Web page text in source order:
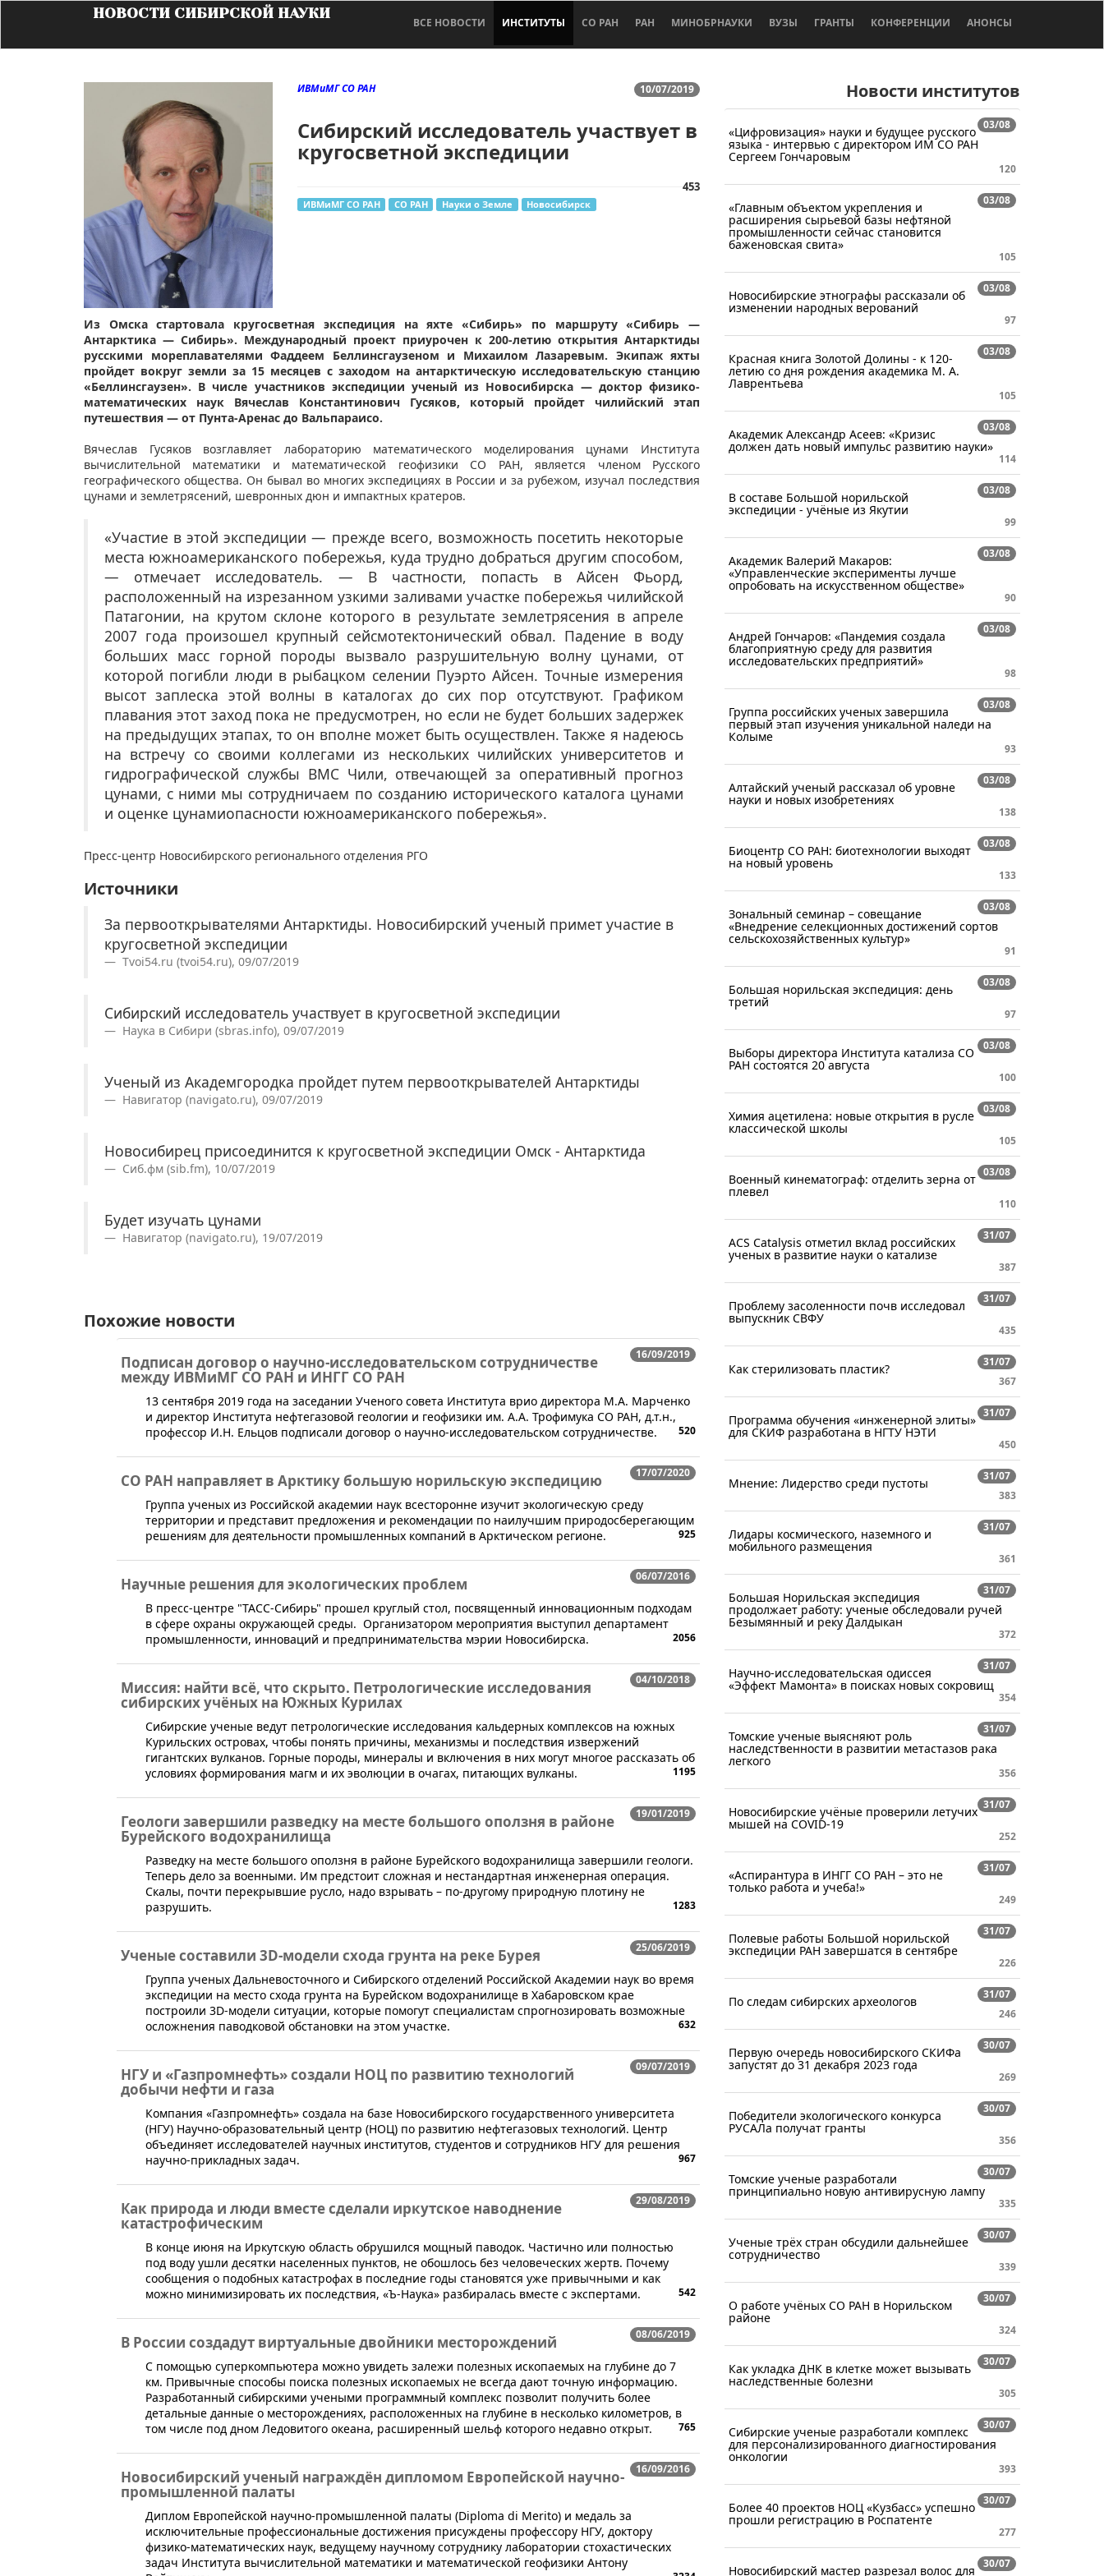
НОВОСТИ СИБИРСКОЙ НАУКИ
ВСЕ НОВОСТИ ИНСТИТУТЫ СО РАН РАН МИНОБРНАУКИ ВУЗЫ ГРАНТЫ КОНФЕРЕНЦИИ АНОНСЫ
10/07/2019
ИВМиМГ СО РАН
Сибирский исследователь участвует в
кругосветной экспедиции
453
ИВМиМГ СО РАН СО РАН Науки о Земле Новосибирск
Из Омска стартовала кругосветная экспедиция на яхте «Сибирь» по маршруту «Сибирь —
Антарктика — Сибирь». Международный проект приурочен к 200-летию открытия Антарктиды
русскими мореплавателями Фаддеем Беллинсгаузеном и Михаилом Лазаревым. Экипаж яхты
пройдет вокруг земли за 15 месяцев с заходом на антарктическую исследовательскую станцию
«Беллинсгаузен». В числе участников экспедиции ученый из Новосибирска — доктор физико-
математических наук Вячеслав Константинович Гусяков, который пройдет чилийский этап
путешествия — от Пунта-Аренас до Вальпараисо.
Вячеслав Гусяков возглавляет лабораторию математического моделирования цунами Института
вычислительной математики и математической геофизики СО РАН, является членом Русского
географического общества. Он бывал во многих экспедициях в России и за рубежом, изучал последствия
цунами и землетрясений, шевронных дюн и импактных кратеров.
«Участие в этой экспедиции — прежде всего, возможность посетить некоторые
места южноамериканского побережья, куда трудно добраться другим способом,
— отмечает исследователь. — В частности, попасть в Айсен Фьорд,
расположенный на изрезанном узкими заливами участке побережья чилийской
Патагонии, на крутом склоне которого в результате землетрясения в апреле
2007 года произошел крупный сейсмотектонический обвал. Падение в воду
больших масс горной породы вызвало разрушительную волну цунами, от
которой погибли люди в рыбацком селении Пуэрто Айсен. Точные измерения
высот заплеска этой волны в каталогах до сих пор отсутствуют. Графиком
плавания этот заход пока не предусмотрен, но если не будет больших задержек
на предыдущих этапах, то он вполне может быть осуществлен. Также я надеюсь
на встречу со своими коллегами из нескольких чилийских университетов и
гидрографической службы ВМС Чили, отвечающей за оперативный прогноз
цунами, с ними мы сотрудничаем по созданию исторического каталога цунами
и оценке цунамиопасности южноамериканского побережья».
Пресс-центр Новосибирского регионального отделения РГО
Источники
За первооткрывателями Антарктиды. Новосибирский ученый примет участие в
кругосветной экспедиции
Tvoi54.ru (tvoi54.ru), 09/07/2019
Сибирский исследователь участвует в кругосветной экспедиции
Наука в Сибири (sbras.info), 09/07/2019
Ученый из Академгородка пройдет путем первооткрывателей Антарктиды
Навигатор (navigato.ru), 09/07/2019
Новосибирец присоединится к кругосветной экспедиции Омск - Антарктида
Сиб.фм (sib.fm), 10/07/2019
Будет изучать цунами
Навигатор (navigato.ru), 19/07/2019
Похожие новости
16/09/2019
Подписан договор о научно-исследовательском сотрудничестве
между ИВМиМГ СО РАН и ИНГГ СО РАН
​13 сентября 2019 года на заседании Ученого совета Института врио директора М.А. Марченко
и директор Института нефтегазовой геологии и геофизики им. А.А. Трофимука СО РАН, д.т.н.,
профессор И.Н. Ельцов подписали договор о научно-исследовательском сотрудничестве.
520
17/07/2020
СО РАН направляет в Арктику большую норильскую экспедицию
​​Группа ученых из Российской академии наук всесторонне изучит экологическую среду
территории и представит предложения и рекомендации по наилучшим природосберегающим
решениям для деятельности промышленных компаний в Арктическом регионе.
925
06/07/2016
Научные решения для экологических проблем
​В пресс-центре "ТАСС-Сибирь" прошел круглый стол, посвященный инновационным подходам
в сфере охраны окружающей среды. Организатором мероприятия выступил департамент
промышленности, инноваций и предпринимательства мэрии Новосибирска.
2056
04/10/2018
Миссия: найти всё, что скрыто. Петрологические исследования
сибирских учёных на Южных Курилах
Сибирские ученые ведут петрологические исследования кальдерных комплексов на южных
Курильских островах, чтобы понять причины, механизмы и последствия извержений
гигантских вулканов. Горные породы, минералы и включения в них могут многое рассказать об
условиях формирования магм и их эволюции в очагах, питающих вулканы.
1195
19/01/2019
Геологи завершили разведку на месте большого оползня в районе
Бурейского водохранилища
Разведку на месте большого оползня в районе Бурейского водохранилища завершили геологи.
Теперь дело за военными. Им предстоит сложная и нестандартная инженерная операция.
Скалы, почти перекрывшие русло, надо взрывать – по-другому природную плотину не
разрушить.
1283
25/06/2019
Ученые составили 3D-модели схода грунта на реке Бурея
​Группа ученых Дальневосточного и Сибирского отделений Российской Академии наук во время
экспедиции на место схода грунта на Бурейском водохранилище в Хабаровском крае
построили 3D-модели ситуации, которые помогут специалистам спрогнозировать возможные
осложнения паводковой обстановки на этом участке.
632
09/07/2019
НГУ и «Газпромнефть» создали НОЦ по развитию технологий
добычи нефти и газа
​Компания «Газпромнефть» создала на базе Новосибирского государственного университета
(НГУ) Научно-образовательный центр (НОЦ) по развитию нефтегазовых технологий. Центр
объединяет исследователей научных институтов, студентов и сотрудников НГУ для решения
научно-прикладных задач.
967
29/08/2019
Как природа и люди вместе сделали иркутское наводнение
катастрофическим
​В конце июня на Иркутскую область обрушился мощный паводок. Частично или полностью
под воду ушли десятки населенных пунктов, не обошлось без человеческих жертв. Почему
сообщения о подобных катастрофах в последние годы становятся уже привычными и как
можно минимизировать их последствия, «Ъ-Наука» разбиралась вместе с экспертами.
542
08/06/2019
В России создадут виртуальные двойники месторождений
С помощью суперкомпьютера можно увидеть залежи полезных ископаемых на глубине до 7
км. Привычные способы поиска полезных ископаемых не всегда дают точную информацию.
Разработанный сибирскими учеными программный комплекс позволит получить более
детальные данные о месторождениях, расположенных на глубине в несколько километров, в
том числе под дном Ледовитого океана, расширенный шельф которого недавно открыт.
765
16/09/2016
Новосибирский ученый награждён дипломом Европейской научно-
промышленной палаты
​Диплом Европейской научно-промышленной палаты (Diploma di Merito) и медаль за
исключительные профессиональные достижения присуждены профессору НГУ, доктору
физико-математических наук, ведущему научному сотруднику лаборатории стохастических
задач Института вычислительной математики и математической геофизики Антону
Новости институтов
03/08
«Цифровизация» науки и будущее русского
языка - интервью с директором ИМ СО РАН
Сергеем Гончаровым
120
03/08
«Главным объектом укрепления и
расширения сырьевой базы нефтяной
промышленности сейчас становится
баженовская свита»
105
03/08
Новосибирские этнографы рассказали об
изменении народных верований
97
03/08
Красная книга Золотой Долины - к 120-
летию со дня рождения академика М. А.
Лаврентьева
105
03/08
Академик Александр Асеев: «Кризис
должен дать новый импульс развитию науки»
114
03/08
В составе Большой норильской
экспедиции - учёные из Якутии
99
03/08
Академик Валерий Макаров:
«Управленческие эксперименты лучше
опробовать на искусственном обществе»
90
03/08
Андрей Гончаров: «Пандемия создала
благоприятную среду для развития
исследовательских предприятий»
98
03/08
Группа российских ученых завершила
первый этап изучения уникальной наледи на
Колыме
93
03/08
Алтайский ученый рассказал об уровне
науки и новых изобретениях
138
03/08
Биоцентр СО РАН: биотехнологии выходят
на новый уровень
133
03/08
Зональный семинар – совещание
«Внедрение селекционных достижений сортов
сельскохозяйственных культур»
91
03/08
Большая норильская экспедиция: день
третий
97
03/08
Выборы директора Института катализа СО
РАН состоятся 20 августа
100
03/08
Химия ацетилена: новые открытия в русле
классической школы
105
03/08
Военный кинематограф: отделить зерна от
плевел
110
31/07
ACS Catalysis отметил вклад российских
ученых в развитие науки о катализе
387
31/07
Проблему засоленности почв исследовал
выпускник СВФУ
435
31/07
Как стерилизовать пластик?
367
31/07
Программа обучения «инженерной элиты»
для СКИФ разработана в НГТУ НЭТИ
450
31/07
Мнение: Лидерство среди пустоты
383
31/07
Лидары космического, наземного и
мобильного размещения
361
31/07
Большая Норильская экспедиция
продолжает работу: ученые обследовали ручей
Безымянный и реку Далдыкан
372
31/07
Научно-исследовательская одиссея
«Эффект Мамонта» в поисках новых сокровищ
354
31/07
Томские ученые выясняют роль
наследственности в развитии метастазов рака
легкого
356
31/07
Новосибирские учёные проверили летучих
мышей на COVID-19
252
31/07
«Аспирантура в ИНГГ СО РАН – это не
только работа и учеба!»
249
31/07
Полевые работы Большой норильской
экспедиции РАН завершатся в сентябре
226
31/07
По следам сибирских археологов
246
30/07
Первую очередь новосибирского СКИФа
запустят до 31 декабря 2023 года
269
30/07
Победители экологического конкурса
РУСАЛа получат гранты
356
30/07
Томские ученые разработали
принципиально новую антивирусную лампу
335
30/07
Ученые трёх стран обсудили дальнейшее
сотрудничество
339
30/07
О работе учёных СО РАН в Норильском
районе
324
30/07
Как укладка ДНК в клетке может вызывать
наследственные болезни
305
30/07
Сибирские ученые разработали комплекс
для персонализированного диагностирования
онкологии
393
30/07
Более 40 проектов НОЦ «Кузбасс» успешно
прошли регистрацию в Роспатенте
277
30/07
Новосибирский мастер разрезал волос для